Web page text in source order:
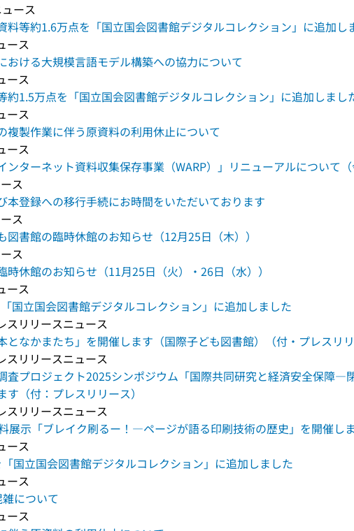
ース
料等約1.6万点を「国立国会図書館デジタルコレクション」に追加し
ース
おける大規模言語モデル構築への協力について
ース
約1.5万点を「国立国会図書館デジタルコレクション」に追加しまし
ース
複製作業に伴う原資料の利用休止について
ース
ンターネット資料収集保存事業（WARP）」リニューアルについて（
ス
本登録への移行手続にお時間をいただいております
ス
図書館の臨時休館のお知らせ（12月25日（木））
ス
時休館のお知らせ（11月25日（火）・26日（水））
ース
国立国会図書館デジタルコレクション」に追加しました
スリリースニュース
となかまたち」を開催します（国際子ども図書館）（付・プレスリリ
スリリースニュース
査プロジェクト2025シンポジウム「国際共同研究と経済安全保障
す（付：プレスリリース）
スリリースニュース
展示「ブレイク刷るー！―ページが語る印刷技術の歴史」を開催し
ース
国立国会図書館デジタルコレクション」に追加しました
ース
について
ース